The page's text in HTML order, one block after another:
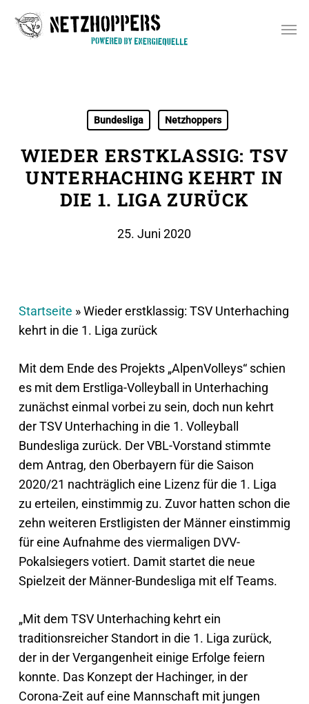
Bundesliga Netzhoppers
WIEDER ERSTKLASSIG: TSV
UNTERHACHING KEHRT IN
DIE 1. LIGA ZURÜCK
25. Juni 2020
Startseite »Wieder erstklassig: TSV Unterhaching
kehrt in die 1. Liga zurück
Mit dem Ende des Projekts „AlpenVolleys“ schien
es mit dem Erstliga-Volleyball in Unterhaching
zunächst einmal vorbei zu sein, doch nun kehrt
der TSV Unterhaching in die 1. Volleyball
Bundesliga zurück. Der VBL-Vorstand stimmte
dem Antrag, den Oberbayern für die Saison
2020/21 nachträglich eine Lizenz für die 1. Liga
zu erteilen, einstimmig zu. Zuvor hatten schon die
zehn weiteren Erstligisten der Männer einstimmig
für eine Aufnahme des viermaligen DVV-
Pokalsiegers votiert. Damit startet die neue
Spielzeit der Männer-Bundesliga mit elf Teams.
„Mit dem TSV Unterhaching kehrt ein
traditionsreicher Standort in die 1. Liga zurück,
der in der Vergangenheit einige Erfolge feiern
konnte. Das Konzept der Hachinger, in der
Corona-Zeit auf eine Mannschaft mit jungen